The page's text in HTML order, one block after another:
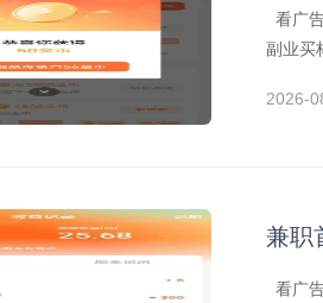
看广
副业买
2026-
兼职
看广